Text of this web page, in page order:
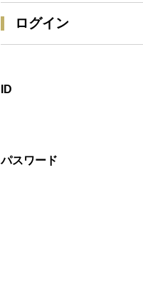
ログイン
ID
パスワード